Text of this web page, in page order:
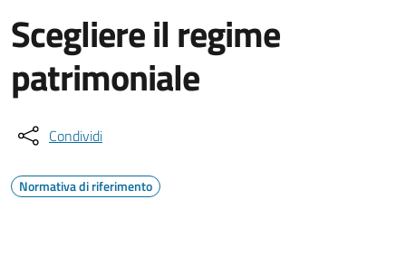
Scegliere il regime
patrimoniale
Condividi
Normativa di riferimento